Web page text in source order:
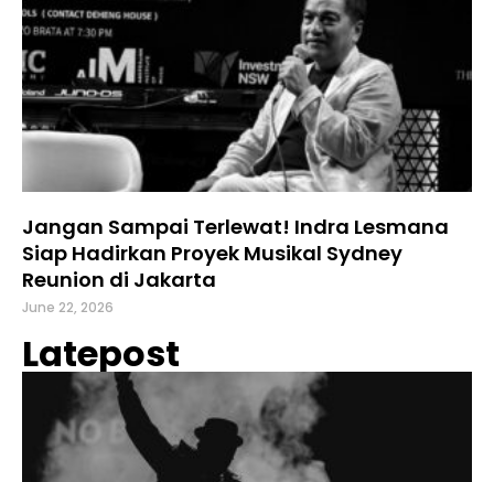
Jangan Sampai Terlewat! Indra Lesmana
Siap Hadirkan Proyek Musikal Sydney
Reunion di Jakarta
June 22, 2026
Latepost